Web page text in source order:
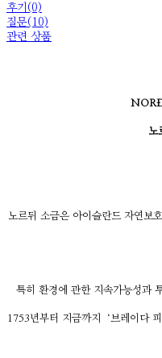
후기(0)
질문(10)
관련 상품
노
노르뒤 소금은 아이슬란드 자연보
특히 환경에 관한 지속가능성과
1753년부터 지금까지 ‘브레이다